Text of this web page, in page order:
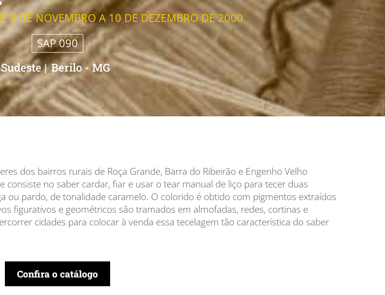
9 DE NOVEMBRO A 10 DE DEZEMBRO DE 2000
SAP 090
Sudeste| Berilo - MG
dos bairros rurais de Roça Grande, Barra do Ribeirão e Engenho Velho
no saber cardar, fiar e usar o tear manual de liço para tecer duas
ou pardo, de tonalidade caramelo. O colorido é obtido com pigmentos extraídos
figurativos e geométricos são tramados em almofadas, redes, cortinas e
cidades para colocar à venda essa tecelagem tão característica do saber
Confira o catálogo